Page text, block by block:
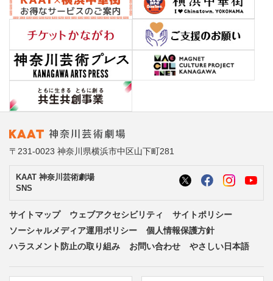
〒231-0023 神奈川県横浜市中区山下町281
KAAT 神奈川芸術劇場
SNS
サイトマップ ウェブアクセシビリティ
サイトポリシー
ソーシャルメディア運用ポリシー
個人情報保護方針
ハラスメント防止の取り組み
お問い合わせ やさしい日本語